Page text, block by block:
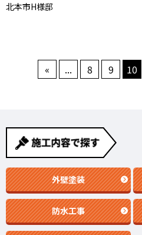
北本市H様邸
« ... 8 9 10
外壁塗装
防水工事